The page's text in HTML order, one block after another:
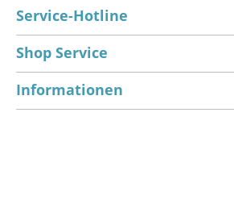
Service-Hotline
Shop Service
Informationen